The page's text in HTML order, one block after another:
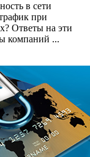
в сети
при
Ответы на эти
компаний ...